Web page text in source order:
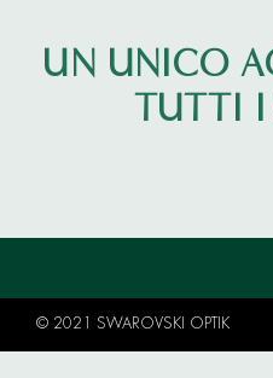
UN UNICO
TUTTI I
© 2021 SWAROVSKI OPTIK